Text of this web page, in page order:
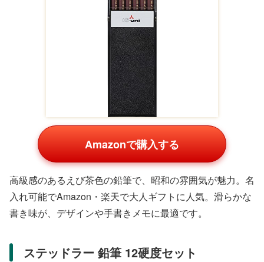
Amazonで購入する
ページホルダー型の真鍮文鎮で、使い込むほど味わいが出
ます。5000円以上の高級ギフトとしてAmazon・楽天で人
気。本を長時間開いたままにでき、読書や勉強をサポート
します。
これらの小物は、デスク環境を向上させる魔法のアイテ
ム。プレゼントで日常を特別に。